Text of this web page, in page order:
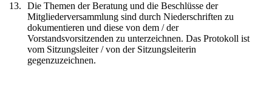
13.
Die Themen der Beratung und die Beschlüsse der
Mitgliederversammlung sind durch Niederschriften zu
dokumentieren und diese von dem / der
Vorstandsvorsitzenden zu unterzeichnen. Das Protokoll ist
vom Sitzungsleiter / von der Sitzungsleiterin
gegenzuzeichnen.